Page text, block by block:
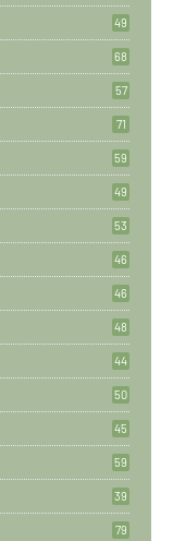
49
68
57
71
59
49
53
46
46
48
44
50
45
59
39
79